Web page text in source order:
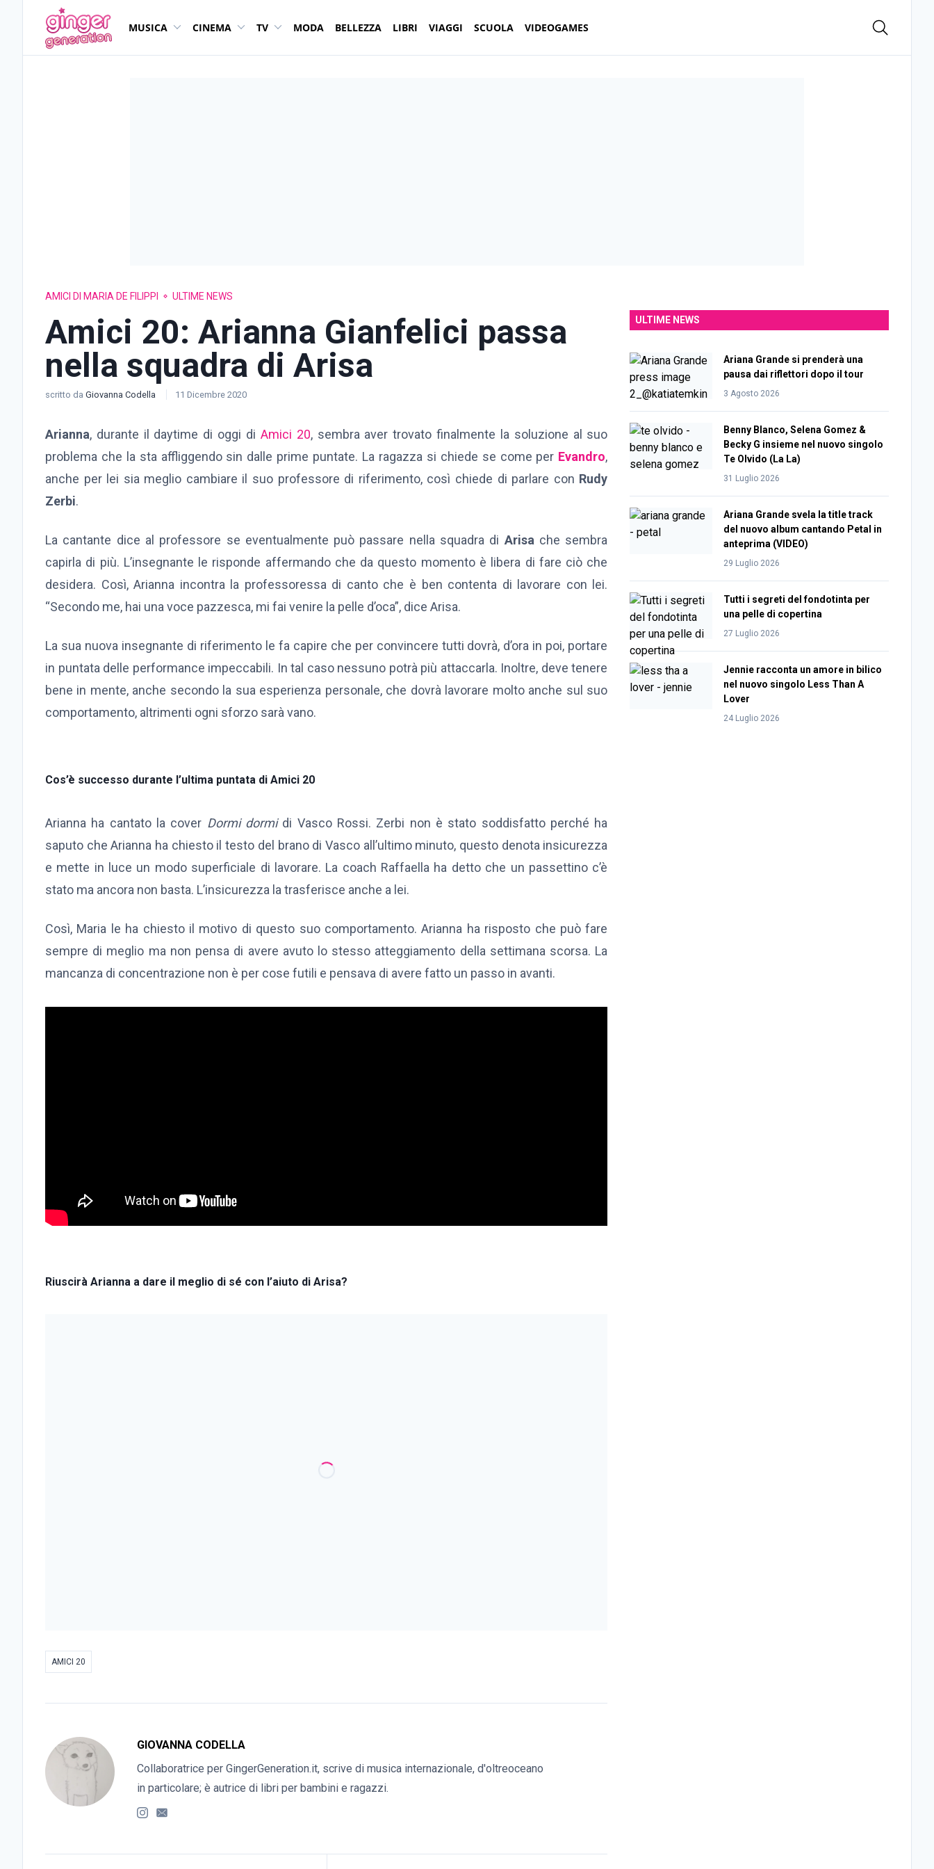
MUSICA CINEMA TV MODA BELLEZZA LIBRI VIAGGI SCUOLA VIDEOGAMES
AMICI DI MARIA DE FILIPPI ULTIME NEWS
Amici 20: Arianna Gianfelici passa
nella squadra di Arisa
scritto da Giovanna Codella 11 Dicembre 2020
Arianna, durante il daytime di oggi di Amici 20, sembra aver trovato finalmente la soluzione al suo
problema che la sta affliggendo sin dalle prime puntate. La ragazza si chiede se come per Evandro,
anche per lei sia meglio cambiare il suo professore di riferimento, così chiede di parlare con Rudy
Zerbi.
La cantante dice al professore se eventualmente può passare nella squadra di Arisa che sembra
capirla di più. L’insegnante le risponde affermando che da questo momento è libera di fare ciò che
desidera. Così, Arianna incontra la professoressa di canto che è ben contenta di lavorare con lei.
“Secondo me, hai una voce pazzesca, mi fai venire la pelle d’oca”, dice Arisa.
La sua nuova insegnante di riferimento le fa capire che per convincere tutti dovrà, d’ora in poi, portare
in puntata delle performance impeccabili. In tal caso nessuno potrà più attaccarla. Inoltre, deve tenere
bene in mente, anche secondo la sua esperienza personale, che dovrà lavorare molto anche sul suo
comportamento, altrimenti ogni sforzo sarà vano.
Cos’è successo durante l’ultima puntata di Amici 20
Arianna ha cantato la cover Dormi dormidi Vasco Rossi. Zerbi non è stato soddisfatto perché ha
saputo che Arianna ha chiesto il testo del brano di Vasco all’ultimo minuto, questo denota insicurezza
e mette in luce un modo superficiale di lavorare. La coach Raffaella ha detto che un passettino c’è
stato ma ancora non basta. L’insicurezza la trasferisce anche a lei.
Così, Maria le ha chiesto il motivo di questo suo comportamento. Arianna ha risposto che può fare
sempre di meglio ma non pensa di avere avuto lo stesso atteggiamento della settimana scorsa. La
mancanza di concentrazione non è per cose futili e pensava di avere fatto un passo in avanti.
Riuscirà Arianna a dare il meglio di sé con l’aiuto di Arisa?
AMICI 20
GIOVANNA CODELLA
Collaboratrice per GingerGeneration.it, scrive di musica internazionale, d'oltreoceano
in particolare; è autrice di libri per bambini e ragazzi.
ULTIME NEWS
Ariana Grande si prenderà una
pausa dai riflettori dopo il tour
3 Agosto 2026
Benny Blanco, Selena Gomez &
Becky G insieme nel nuovo singolo
Te Olvido (La La)
31 Luglio 2026
Ariana Grande svela la title track
del nuovo album cantando Petal in
anteprima (VIDEO)
29 Luglio 2026
Tutti i segreti del fondotinta per
una pelle di copertina
27 Luglio 2026
Jennie racconta un amore in bilico
nel nuovo singolo Less Than A
Lover
24 Luglio 2026